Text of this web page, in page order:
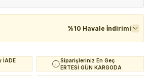
%10 Havale İndirimi
İADE
Siparişleriniz En Geç
ERTESİ GÜN KARGODA